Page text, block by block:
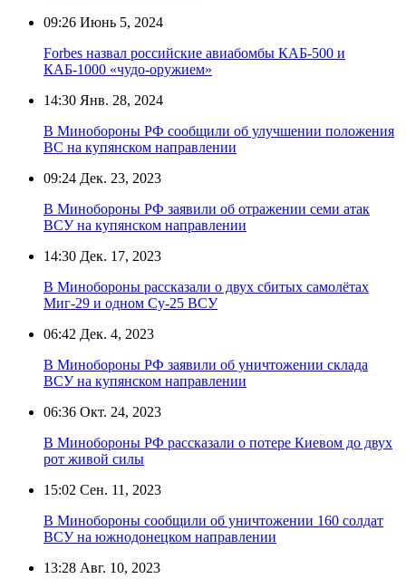
09:26 Июнь 5, 2024
Forbes назвал российские авиабомбы КАБ-500 и
КАБ-1000 «чудо-оружием»
14:30 Янв. 28, 2024
В Минобороны РФ сообщили об улучшении положения
ВС на купянском направлении
09:24 Дек. 23, 2023
В Минобороны РФ заявили об отражении семи атак
ВСУ на купянском направлении
14:30 Дек. 17, 2023
В Минобороны рассказали о двух сбитых самолётах
Миг-29 и одном Су-25 ВСУ
06:42 Дек. 4, 2023
В Минобороны РФ заявили об уничтожении склада
ВСУ на купянском направлении
06:36 Окт. 24, 2023
В Минобороны РФ рассказали о потере Киевом до двух
рот живой силы
15:02 Сен. 11, 2023
В Минобороны сообщили об уничтожении 160 солдат
ВСУ на южнодонецком направлении
13:28 Авг. 10, 2023